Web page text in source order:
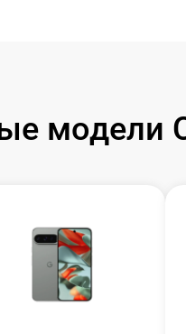
модели